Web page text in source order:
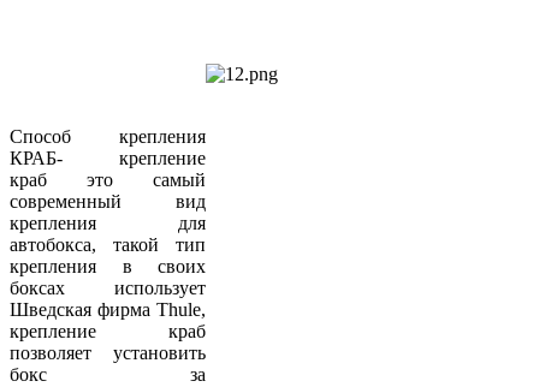
Способ крепления
КРАБ- крепление
краб это самый
современный вид
крепления для
автобокса, такой тип
крепления в своих
боксах использует
Шведская фирма Thule,
крепление краб
позволяет установить
бокс за